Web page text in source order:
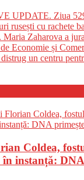
UPDATE. Ziua
rusești cu rachete
Maria Zaharova a
Economie și
un centru
Coldea,
în instanță: